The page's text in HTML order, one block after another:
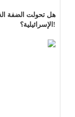
هل تحولت الضفة
الإسرائيلية؟!